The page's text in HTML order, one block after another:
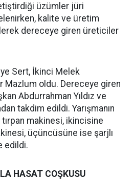
üzümler jüri
kalite ve üretim
dereceye giren üreticiler
Sert, İkinci Melek
Mazlum oldu. Dereceye giren
Abdurrahman Yıldız ve
takdim edildi. Yarışmanın
makinesi, ikincisine
üçüncüsüne ise şarjlı
edildi.
HASAT COŞKUSU